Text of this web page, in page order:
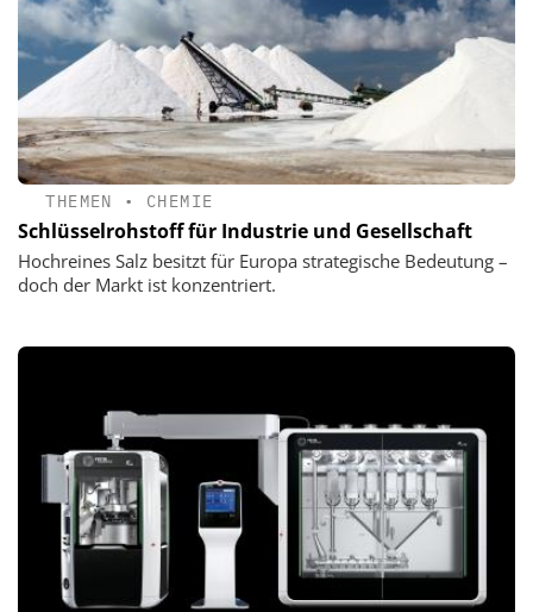
THEMEN • CHEMIE
Schlüsselrohstoff für Industrie und Gesellschaft
Hochreines Salz besitzt für Europa strategische Bedeutung –
doch der Markt ist konzentriert.